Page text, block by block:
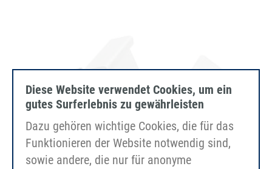
Diese Website verwendet Cookies, um ein
gutes Surferlebnis zu gewährleisten
Dazu gehören wichtige Cookies, die für das
Funktionieren der Website notwendig sind,
sowie andere, die nur für anonyme